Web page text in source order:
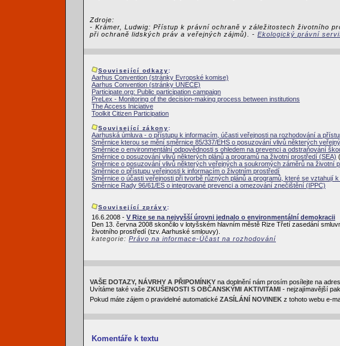
Zdroje:
- Krämer, Ludwig: Přístup k právní ochraně v záležitostech životního
při ochraně lidských práv a veřejných zájmů). - Ekologický právní
Související odkazy:
Aarhus Convention (stránky Evropské komise)
Aarhus Convention (stránky UNECE)
Participate.org: Public participation campaign
PreLex - Monitoring of the decision-making process between institutions
The Access Iniciative
Toolkit Citizen Participation
Související zákony:
Aarhuská úmluva - o přístupu k informacím, účasti veřejnosti na rozhodování a
Směrnice kterou se mění směrnice 85/337/EHS o posuzování vlivů některých
Směrnice o environmentální odpovědnosti s ohledem na prevenci a odstraňování
Směrnice o posuzování vlivů některých plánů a programů na životní prostředí (SEA)
Směrnice o posuzování vlivů některých veřejných a soukromých záměrů na životní
Směrnice o přístupu veřejnosti k informacím o životním prostředí
Směrnice o účasti veřejnosti při tvorbě různých plánů a programů, které se vztahují
Směrnice Rady 96/61/ES o integrované prevenci a omezování znečištění (IPPC)
Související zprávy:
16.6.2008 - V Rize se na nejvyšší úrovni jednalo o environmentální demokracii
Den 13. června 2008 skončilo v lotyšském hlavním městě Rize Třetí zasedání
životního prostředí (tzv. Aarhuské smlouvy).
kategorie: Právo na informace-Účast na rozhodování
VAŠE DOTAZY, NÁVRHY A PŘIPOMÍNKY na doplnění nám prosím posílejte na
Uvítáme také vaše ZKUŠENOSTI S OBČANSKÝMI AKTIVITAMI - nejzajímavější
Pokud máte zájem o pravidelné automatické ZASÍLÁNÍ NOVINEK z tohoto webu e-
Komentáře k textu